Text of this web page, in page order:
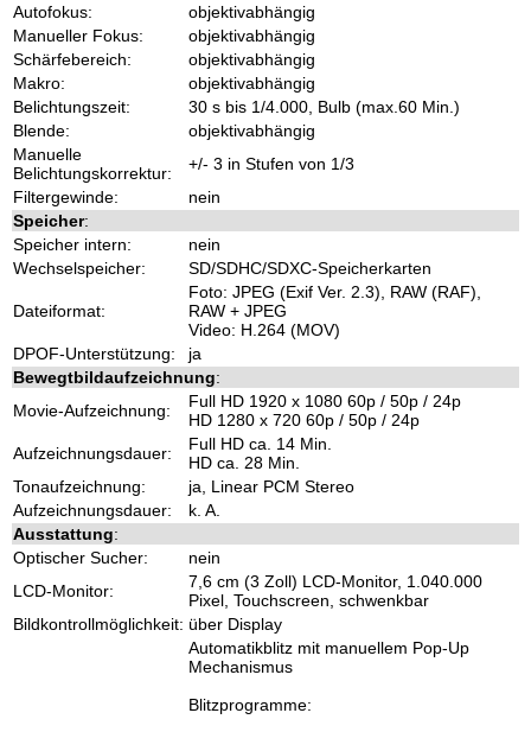
Autofokus:
objektivabhängig
Manueller Fokus:
objektivabhängig
Schärfebereich:
objektivabhängig
Makro:
objektivabhängig
Belichtungszeit:
30 s bis 1/4.000, Bulb (max.60 Min.)
Blende:
objektivabhängig
Manuelle
Belichtungskorrektur:
+/- 3 in Stufen von 1/3
Filtergewinde:
nein
Speicher:
Speicher intern:
nein
Wechselspeicher:
SD/SDHC/SDXC-Speicherkarten
Dateiformat:
Foto: JPEG (Exif Ver. 2.3), RAW (RAF),
RAW + JPEG
Video: H.264 (MOV)
DPOF-Unterstützung:
ja
Bewegtbildaufzeichnung:
Movie-Aufzeichnung:
Full HD 1920 x 1080 60p / 50p / 24p
HD 1280 x 720 60p / 50p / 24p
Aufzeichnungsdauer:
Full HD ca. 14 Min.
HD ca. 28 Min.
Tonaufzeichnung:
ja, Linear PCM Stereo
Aufzeichnungsdauer:
k. A.
Ausstattung:
Optischer Sucher:
nein
LCD-Monitor:
7,6 cm (3 Zoll) LCD-Monitor, 1.040.000
Pixel, Touchscreen, schwenkbar
Bildkontrollmöglichkeit: über Display
Automatikblitz mit manuellem Pop-Up
Mechanismus
Blitzprogramme: